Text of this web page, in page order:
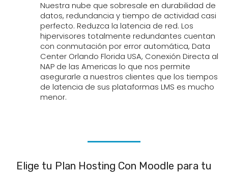
Nuestra nube que sobresale en durabilidad de
datos, redundancia y tiempo de actividad casi
perfecto. Reduzca la latencia de red. Los
hipervisores totalmente redundantes cuentan
con conmutación por error automática, Data
Center Orlando Florida USA, Conexión Directa al
NAP de las Americas lo que nos permite
asegurarle a nuestros clientes que los tiempos
de latencia de sus plataformas LMS es mucho
menor.
Elige tu Plan Hosting Con Moodle para tu